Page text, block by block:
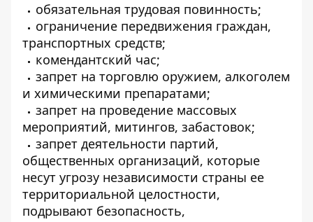
обязательная трудовая повинность;
ограничение передвижения граждан,
транспортных средств;
комендантский час;
запрет на торговлю оружием, алкоголем
и химическими препаратами;
запрет на проведение массовых
мероприятий, митингов, забастовок;
запрет деятельности партий,
общественных организаций, которые
несут угрозу независимости страны ее
территориальной целостности,
подрывают безопасность,